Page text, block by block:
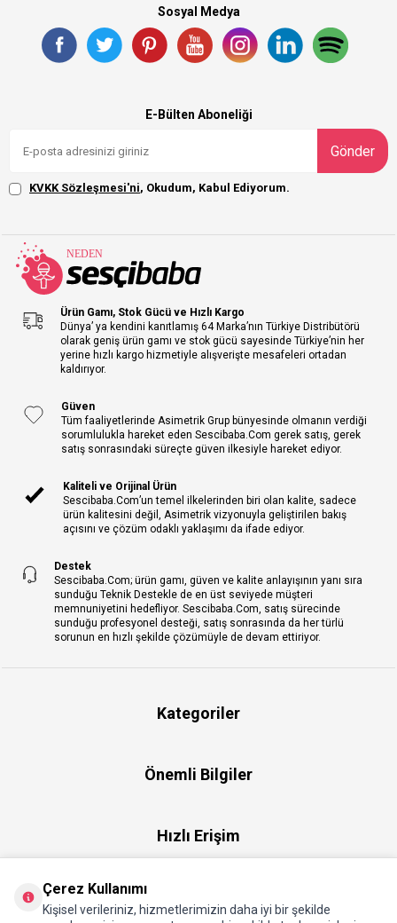
Sosyal Medya
E-Bülten Aboneliği
Gönder
KVKK Sözleşmesi'ni, Okudum, Kabul Ediyorum.
Ürün Gamı, Stok Gücü ve Hızlı Kargo
Dünya’ ya kendini kanıtlamış 64 Marka’nın Türkiye Distribütörü
olarak geniş ürün gamı ve stok gücü sayesinde Türkiye’nin her
yerine hızlı kargo hizmetiyle alışverişte mesafeleri ortadan
kaldırıyor.
Güven
Tüm faaliyetlerinde Asimetrik Grup bünyesinde olmanın verdiği
sorumlulukla hareket eden Sescibaba.Com gerek satış, gerek
satış sonrasındaki süreçte güven ilkesiyle hareket ediyor.
Kaliteli ve Orijinal Ürün
Sescibaba.Com’un temel ilkelerinden biri olan kalite, sadece
ürün kalitesini değil, Asimetrik vizyonuyla geliştirilen bakış
açısını ve çözüm odaklı yaklaşımı da ifade ediyor.
Destek
Sescibaba.Com; ürün gamı, güven ve kalite anlayışının yanı sıra
sunduğu Teknik Destekle de en üst seviyede müşteri
memnuniyetini hedefliyor. Sescibaba.Com, satış sürecinde
sunduğu profesyonel desteği, satış sonrasında da her türlü
sorunun en hızlı şekilde çözümüyle de devam ettiriyor.
Kategoriler
Önemli Bilgiler
Hızlı Erişim
Çerez Kullanımı
Kişisel verileriniz, hizmetlerimizin daha iyi bir şekilde